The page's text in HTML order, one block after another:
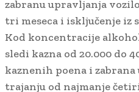
zabranu upravljanja
tri meseca i isključenje iz
Kod koncentracije
sledi kazna od 20.000 do
kaznenih poena i
trajanju od najmanje četiri